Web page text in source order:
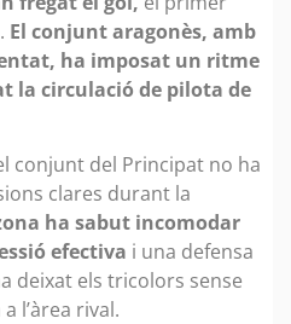
El conjunt aragonès, amb
ha imposat un ritme
la circulació de pilota de
conjunt del Principat no ha
clares durant la
ha sabut incomodar
efectiva i una defensa
deixat els tricolors sense
l’àrea rival.